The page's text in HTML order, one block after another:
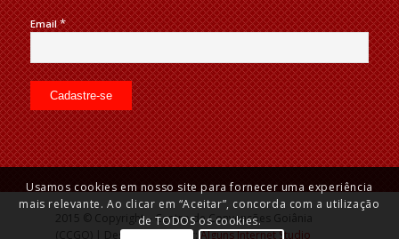
Email*
2015 © Copyright – Centro de Convenções Goiânia
(CCGO) | Desenvolvido por:Alguns Internet Studio
Usamos cookies em nosso site para fornecer uma experiência
mais relevante. Ao clicar em “Aceitar”, concorda com a utilização
de TODOS os cookies.